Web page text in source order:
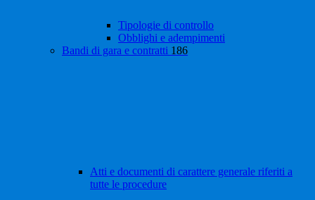
Tipologie di controllo
Obblighi e adempimenti
Bandi di gara e contratti 186
Atti e documenti di carattere generale riferiti a
tutte le procedure